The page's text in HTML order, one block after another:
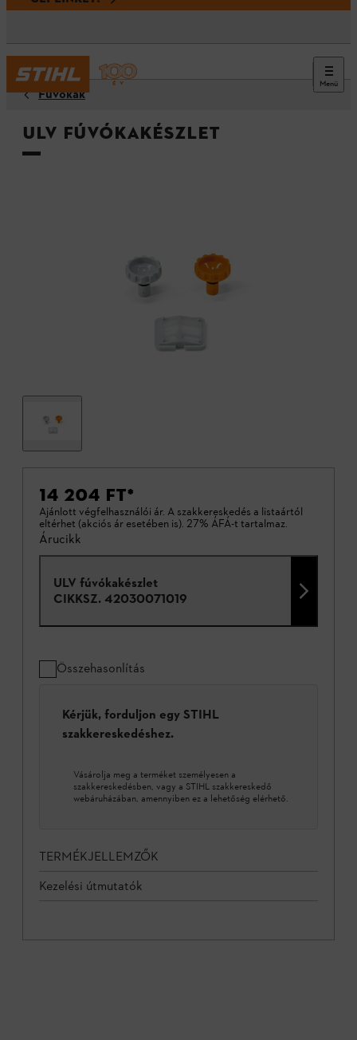
Menü
Fúvókák
ULV fúvókakészlet
14 204 FT*
Ajánlott végfelhasználói ár. A szakkereskedés a listaártól
eltérhet (akciós ár esetében is). 27% ÁFÁ-t tartalmaz.
Árucikk
ULV fúvókakészlet
CIKKSZ. 42030071019
Összehasonlítás
Kérjük, forduljon egy STIHL
szakkereskedéshez.
Vásárolja meg a terméket személyesen a
szakkereskedésben, vagy a STIHL szakkereskedő
webáruházában, amennyiben ez a lehetőség elérhető.
TERMÉKJELLEMZŐK
Kezelési útmutatók